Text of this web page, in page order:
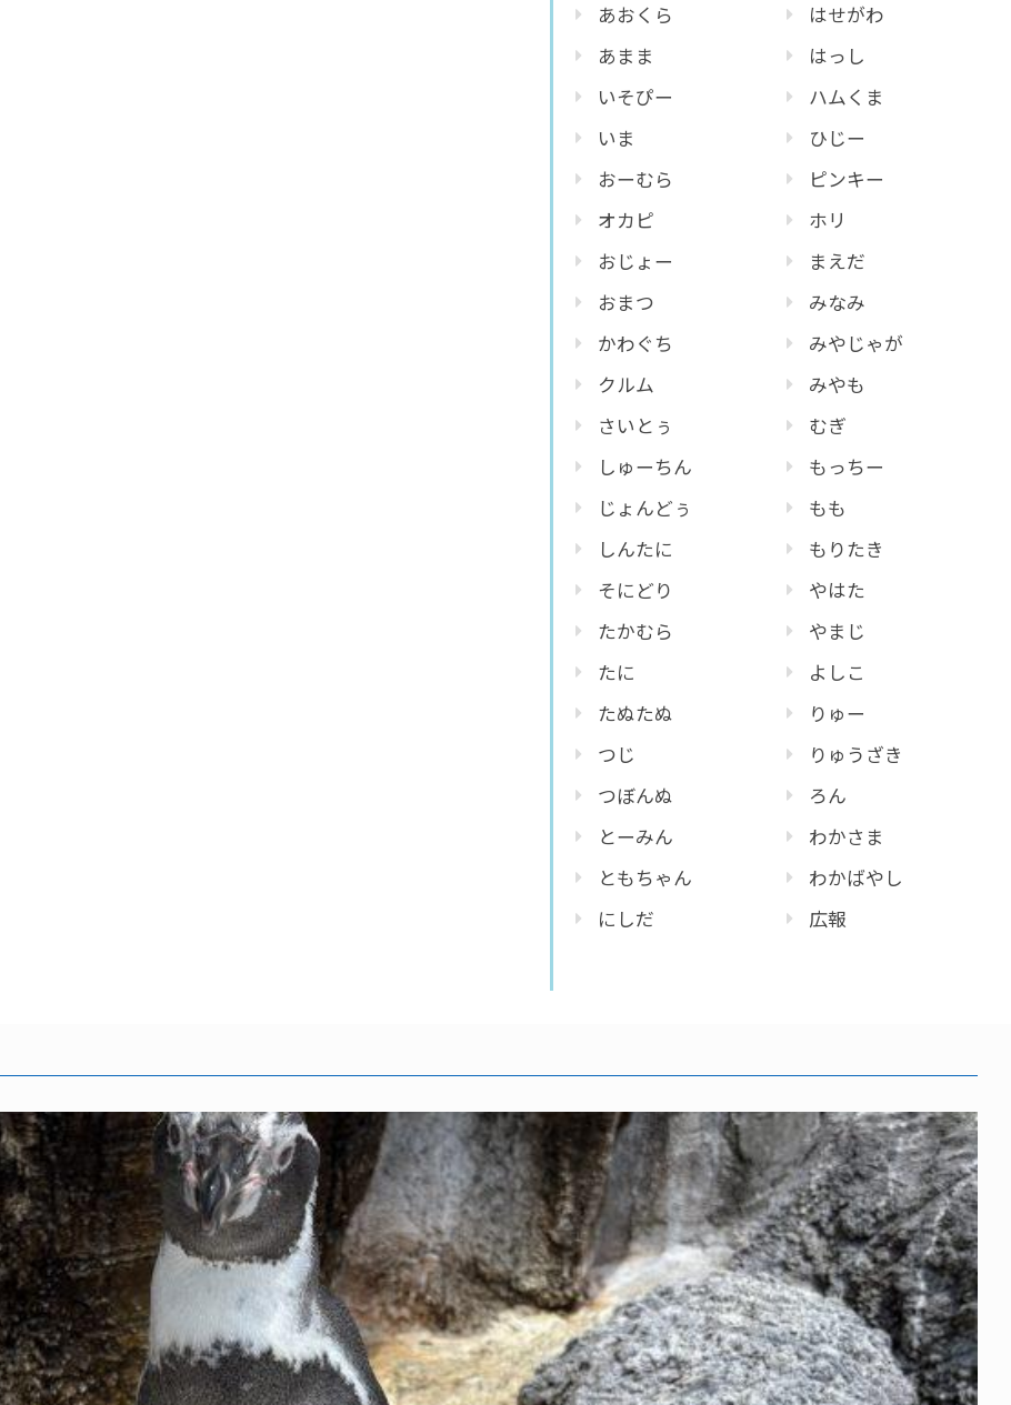
あおくら
あまま
いそぴー
いま
おーむら
オカピ
おじょー
おまつ
かわぐち
クルム
さいとぅ
しゅーちん
じょんどぅ
しんたに
そにどり
たかむら
たに
たぬたぬ
つじ
つぼんぬ
とーみん
ともちゃん
にしだ
はせがわ
はっし
ハムくま
ひじー
ピンキー
ホリ
まえだ
みなみ
みやじゃが
みやも
むぎ
もっちー
もも
もりたき
やはた
やまじ
よしこ
りゅー
りゅうざき
ろん
わかさま
わかばやし
広報